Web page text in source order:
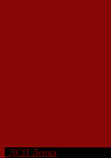
ДСП Ленка